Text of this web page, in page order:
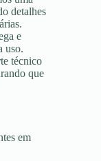
detalhes
e
uso.
técnico
que
em